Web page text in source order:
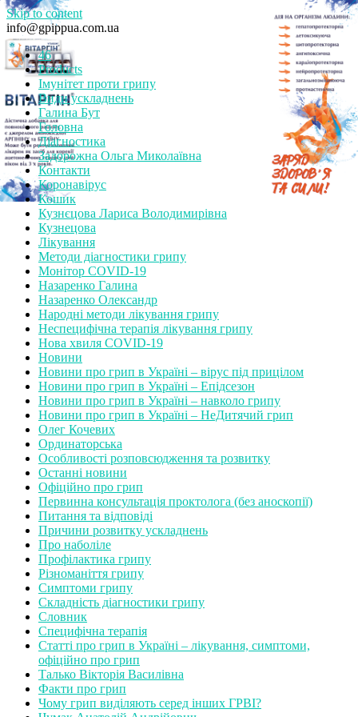
Skip to content
info@gpippua.com.ua
46
Products
Імунітет проти грипу
Види ускладнень
Галина Бут
Головна
Діагностика
Задорожна Ольга Миколаївна
Контакти
Коронавірус
Кошик
Кузнєцова Лариса Володимирівна
Кузнецова
Лікування
Методи діагностики грипу
Монітор СOVID-19
Назаренко Галина
Назаренко Олександр
Народні методи лікування грипу
Неспецифічна терапія лікування грипу
Нова хвиля COVID-19
Новини
Новини про грип в Україні – вірус під прицілом
Новини про грип в Україні – Епідсезон
Новини про грип в Україні – навколо грипу
Новини про грип в Україні – НеДитячий грип
Олег Кочевих
Ординаторська
Особливості розповсюдження та розвитку
Останні новини
Офіційно про грип
Первинна консультація проктолога (без аноскопії)
Питання та відповіді
Причини розвитку ускладнень
Про наболіле
Профілактика грипу
Різноманіття грипу
Симптоми грипу
Складність діагностики грипу
Словник
Специфічна терапія
Статті про грип в Україні – лікування, симптоми,
офіційно про грип
Талько Вікторія Василівна
Факти про грип
Чому грип виділяють серед інших ГРВІ?